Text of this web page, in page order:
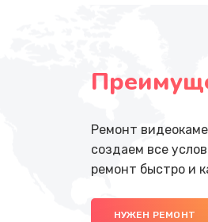
Ремонт
создаем все
ремонт быстро и
НУЖЕН РЕМОНТ